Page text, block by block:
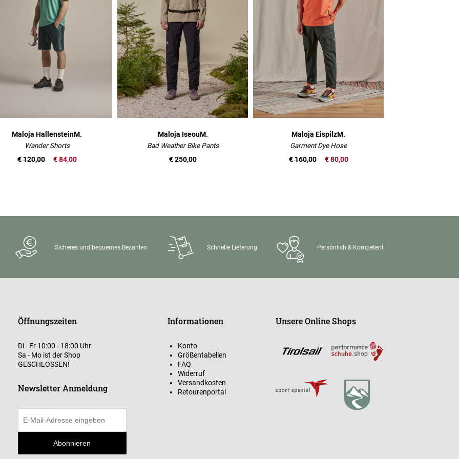
Maloja HallensteinM.
Wander Shorts
€ 84,00
€ 120,00
Maloja IseouM.
Bad Weather Bike Pants
€ 250,00
Maloja EispilzM.
Garment Dye Hose
€ 80,00
€ 160,00
Sicheres und bequemes Bezahlen Schnelle Lieferung Persönlich & Kompetent
Öffnungszeiten
Di - Fr 10:00 - 18:00 Uhr
Sa - Mo ist der Shop
GESCHLOSSEN!
Newsletter Anmeldung
Abonnieren
Informationen
Konto
Größentabellen
FAQ
Widerruf
Versandkosten
Retourenportal
Unsere Online Shops